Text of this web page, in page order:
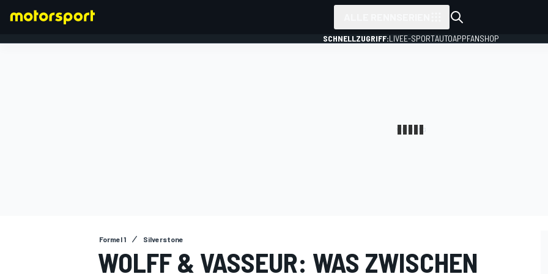
SCHNELLZUGRIFF:LIVEE-SPORTAUTOAPPFANSHOP
Formel 1 Silverstone
WOLFF & VASSEUR: WAS ZWISCHEN